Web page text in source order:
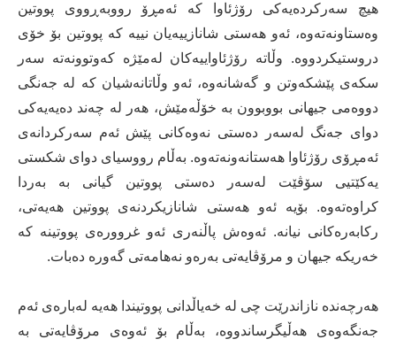
هیچ سه‌ركرده‌یه‌كی رۆژئاوا كه‌ ئه‌مڕۆ رووبه‌ڕووی پووتین
وه‌ستاونه‌ته‌وه‌، ئه‌و هه‌ستی شانازییه‌یان نییه‌ كه‌ پووتین بۆ خۆی
دروستیكردووه‌. وڵاته‌ رۆژئاواییه‌كان له‌مێژه‌ كه‌وتوونه‌ته‌ سه‌ر
سكه‌ی پێشكه‌وتن و گه‌شانه‌وه‌، ئه‌و وڵاتانه‌شیان كه‌ له‌ جه‌نگی
دووه‌می جیهانی بووبوون به‌ خۆڵه‌مێش، هه‌ر له‌ چه‌ند ده‌یه‌یه‌كی
دوای جه‌نگ له‌سه‌ر ده‌ستی نه‌وه‌كانی پێش ئه‌م سه‌ركردانه‌ی
ئه‌مڕۆی رۆژئاوا هه‌ستانه‌ونه‌ته‌وه‌. به‌ڵام رووسیای دوای شكستی
یه‌كێتیی سۆڤێت له‌سه‌ر ده‌ستی پووتین گیانی به‌ به‌ردا
كراوه‌ته‌وه‌. بۆیه‌ ئه‌و هه‌ستی شانازیكردنه‌ی پووتین هه‌یه‌تی،
ركابه‌ره‌كانی نیانه‌. ئه‌وه‌ش پاڵنه‌ری ئه‌و غرووره‌ی پووتینه‌ كه‌
خه‌ریكه‌ جیهان و مرۆڤایه‌تی به‌ره‌و نه‌هامه‌تی گه‌وره‌ ده‌بات.
هه‌رچه‌نده‌ نازاندرێت چی له‌ خه‌یاڵدانی پووتیندا هه‌یه‌ له‌باره‌ی ئه‌م
جه‌نگه‌وه‌ی هه‌ڵیگرساندووه‌، به‌ڵام بۆ ئه‌وه‌ی مرۆڤایه‌تی به‌